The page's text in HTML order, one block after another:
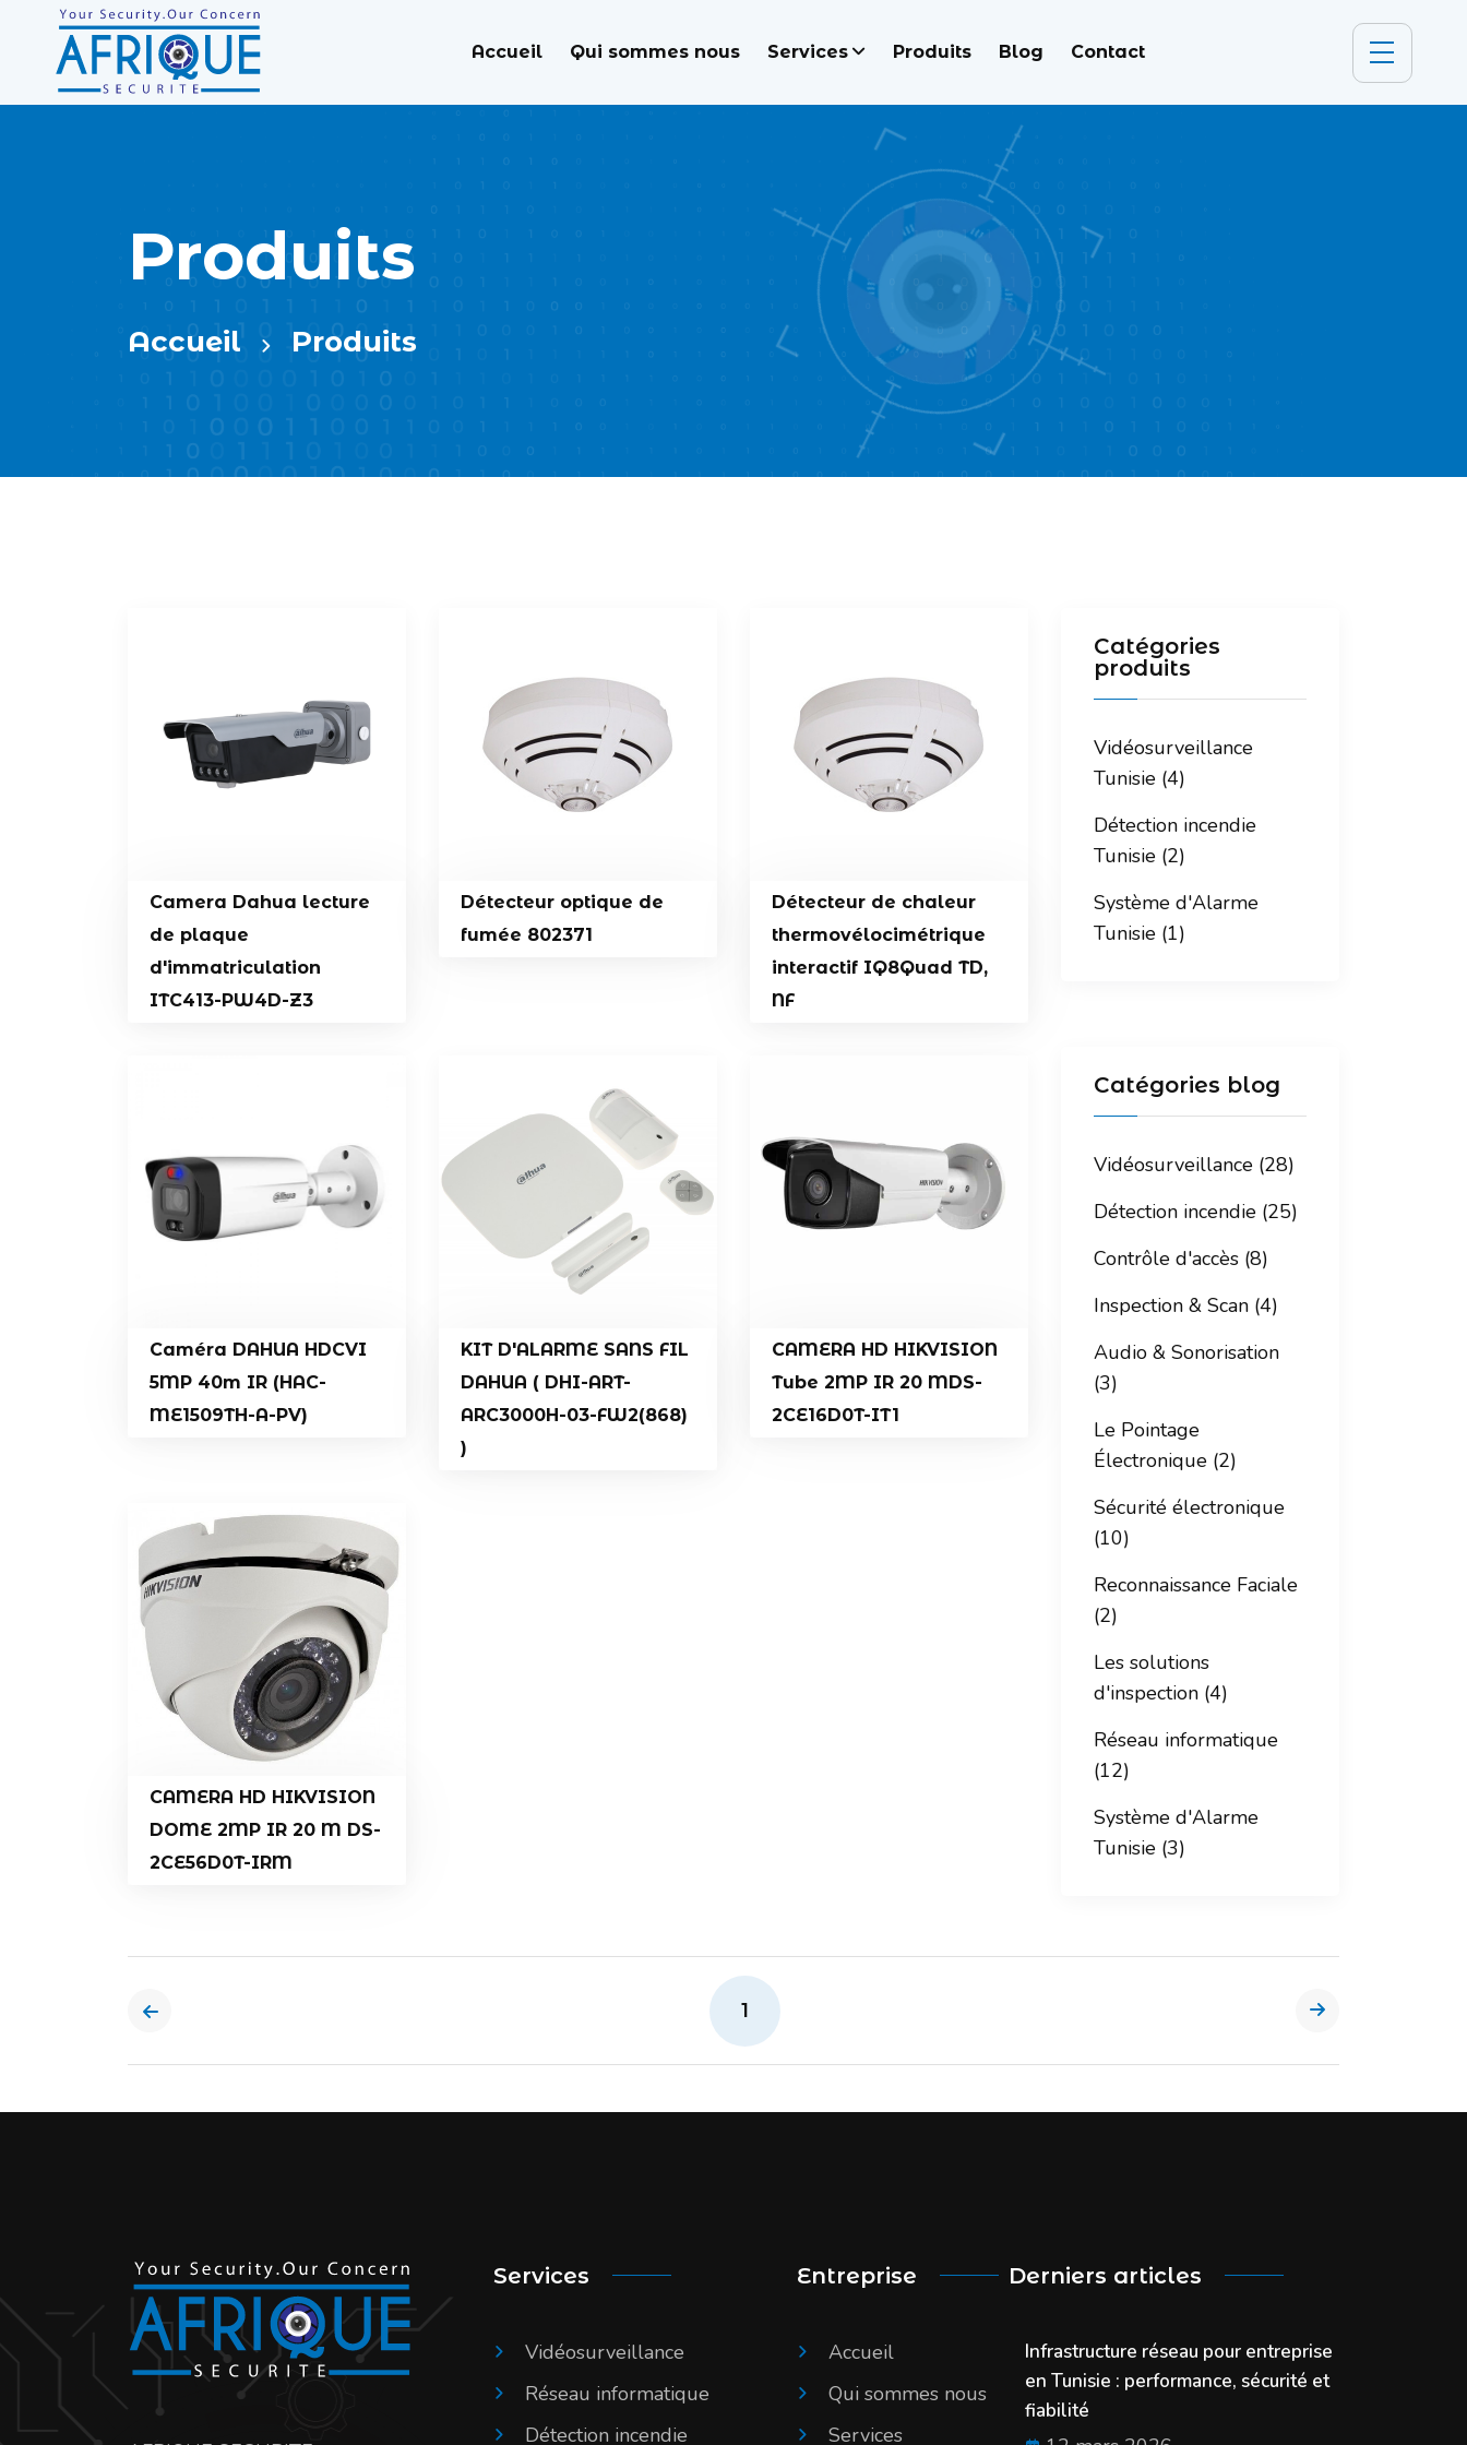
Accueil Qui sommes nous Services Produits Blog Contact
Produits
Accueil Produits
Camera Dahua lecture
de plaque
d'immatriculation
ITC413-PW4D-Z3
Détecteur optique de
fumée 802371
Détecteur de chaleur
thermovélocimétrique
interactif IQ8Quad TD,
NF
Caméra DAHUA HDCVI
5MP 40m IR (HAC-
ME1509TH-A-PV)
KIT D'ALARME SANS FIL
DAHUA ( DHI-ART-
ARC3000H-03-FW2(868)
)
CAMERA HD HIKVISION
Tube 2MP IR 20 MDS-
2CE16D0T-IT1
CAMERA HD HIKVISION
DOME 2MP IR 20 M DS-
2CE56D0T-IRM
Catégories
produits
Vidéosurveillance
Tunisie (4)
Détection incendie
Tunisie (2)
Système d'Alarme
Tunisie (1)
Catégories blog
Vidéosurveillance (28)
Détection incendie (25)
Contrôle d'accès (8)
Inspection & Scan (4)
Audio & Sonorisation
(3)
Le Pointage
Électronique (2)
Sécurité électronique
(10)
Reconnaissance Faciale
(2)
Les solutions
d'inspection (4)
Réseau informatique
(12)
Système d'Alarme
Tunisie (3)
1
Services
Vidéosurveillance
Réseau informatique
Détection incendie
Entreprise
Accueil
Qui sommes nous
Services
Derniers articles
Infrastructure réseau pour entreprise
en Tunisie : performance, sécurité et
fiabilité